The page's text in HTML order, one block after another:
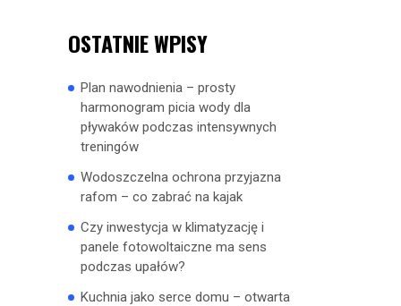
OSTATNIE WPISY
Plan nawodnienia – prosty
harmonogram picia wody dla
pływaków podczas intensywnych
treningów
Wodoszczelna ochrona przyjazna
rafom – co zabrać na kajak
Czy inwestycja w klimatyzację i
panele fotowoltaiczne ma sens
podczas upałów?
Kuchnia jako serce domu – otwarta